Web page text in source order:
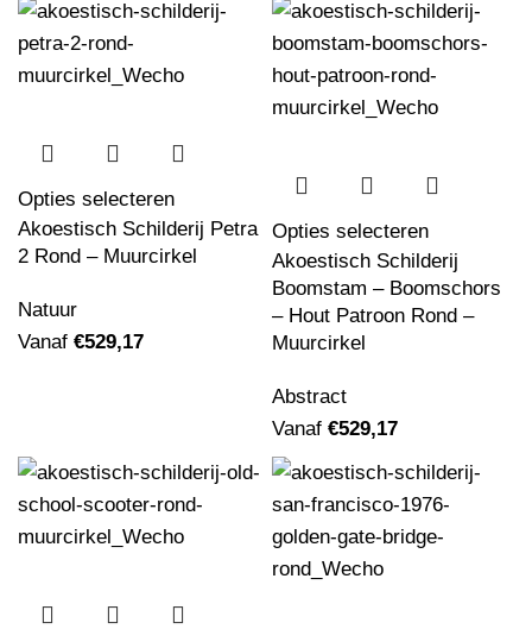
Opties selecteren
Akoestisch Schilderij Petra
2 Rond – Muurcirkel
Natuur
Vanaf €529,17
Opties selecteren
Akoestisch Schilderij
Boomstam – Boomschors
– Hout Patroon Rond –
Muurcirkel
Abstract
Vanaf €529,17